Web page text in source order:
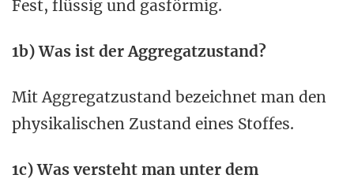
Fest, flüssig und gasförmig.
1b) Was ist der Aggregatzustand?
Mit Aggregatzustand bezeichnet man den
physikalischen Zustand eines Stoffes.
1c) Was versteht man unter dem